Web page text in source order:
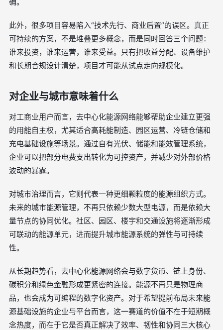
此外，很多项目容易陷入“技术先行、商业后置”的误区。真正
可持续的方案，不是堆叠更多概念，而是同时回答三个问题：
谁来投资，谁来运营，谁来受益。只有把收益分配、设备维护
和长期合规设计清楚，项目才可能从试点走向规模化。
对企业与城市意味着什么
对工商业用户而言，去中心化能源网络能够帮助企业建立更强
的用能自主权，尤其适合高耗能制造、园区运营、冷链仓储和
充电基础设施等场景。通过自有光伏、储能和能效管理系统，
企业可以把部分电费支出转化为可控资产，并减少对外部价格
波动的暴露。
对城市治理而言，它则代表一种更细颗粒度的能源组织方式。
未来的城市能源管理，不再只依赖少数大型电源，而是依赖大
量节点的协同优化。社区、园区、楼宇和交通设施将逐渐形成
可联动的能源单元，进而提升城市能源系统的弹性与可持续
性。
从长期趋势看，去中心化能源网络会与数字货币、链上身份、
碳积分和绿色金融形成更紧密的连接。能源不再只是物理商
品，也会成为可编程的数字化资产。对于希望提前布局未来能
源基础设施的企业与平台而言，这一赛道的价值不在于短期概
念热度，而在于它是否真正解决了效率、韧性和协同三大核心